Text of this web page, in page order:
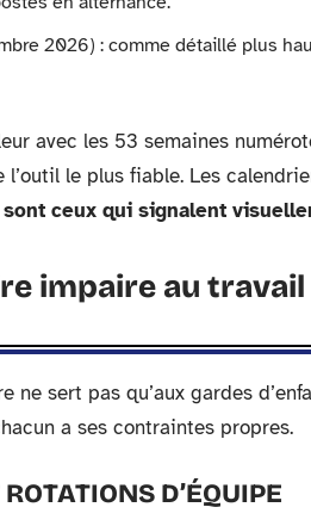
2026) : comme détaillé plus
avec les 53 semaines
l’outil le plus fiable. Les
sont ceux qui signalent
impaire au
ne sert pas qu’aux gardes
a ses contraintes propres.
D’ÉQUIPE